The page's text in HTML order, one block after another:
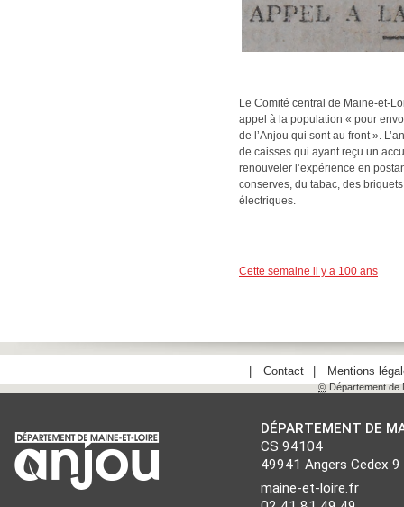
Le Comité central de Maine-et-
appel à la population « pour
de l’Anjou qui sont au front ».
de caisses qui ayant reçu un
renouveler l’expérience en
conserves, du tabac, des
électriques.
Cette semaine il y a 100 ans
Contact Mentions
©Département de
DÉPARTEMENT DE
CS 94104
49941 Angers Cedex 9
maine-et-loire.fr